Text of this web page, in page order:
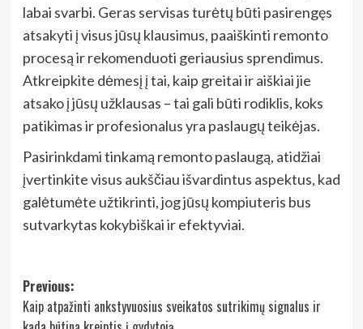
labai svarbi. Geras servisas turėtų būti pasirengęs
atsakyti į visus jūsų klausimus, paaiškinti remonto
procesą ir rekomenduoti geriausius sprendimus.
Atkreipkite dėmesį į tai, kaip greitai ir aiškiai jie
atsako į jūsų užklausas – tai gali būti rodiklis, koks
patikimas ir profesionalus yra paslaugų teikėjas.
Pasirinkdami tinkamą remonto paslaugą, atidžiai
įvertinkite visus aukščiau išvardintus aspektus, kad
galėtumėte užtikrinti, jog jūsų kompiuteris bus
sutvarkytas kokybiškai ir efektyviai.
Post
navigation
Previous:
Kaip atpažinti ankstyvuosius sveikatos sutrikimų signalus ir